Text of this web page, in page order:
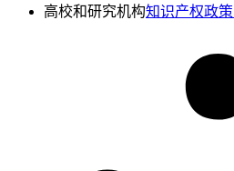
高校和研究机构知识产权政